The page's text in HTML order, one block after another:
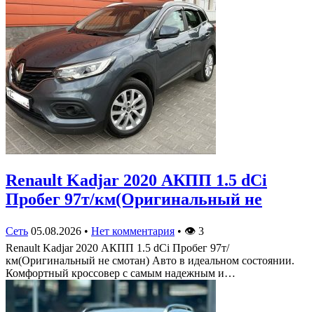
Renault Kadjar 2020 АКПП 1.5 dCi
Пробег 97т/км(Оригинальный не
Сеть 05.08.2026 • Нет комментария • 👁 3
Renault Kadjar 2020 АКПП 1.5 dCi Пробег 97т/
км(Оригинальный не смотан) Авто в идеальном состоянии.
Комфортный кроссовер с самым надежным и…